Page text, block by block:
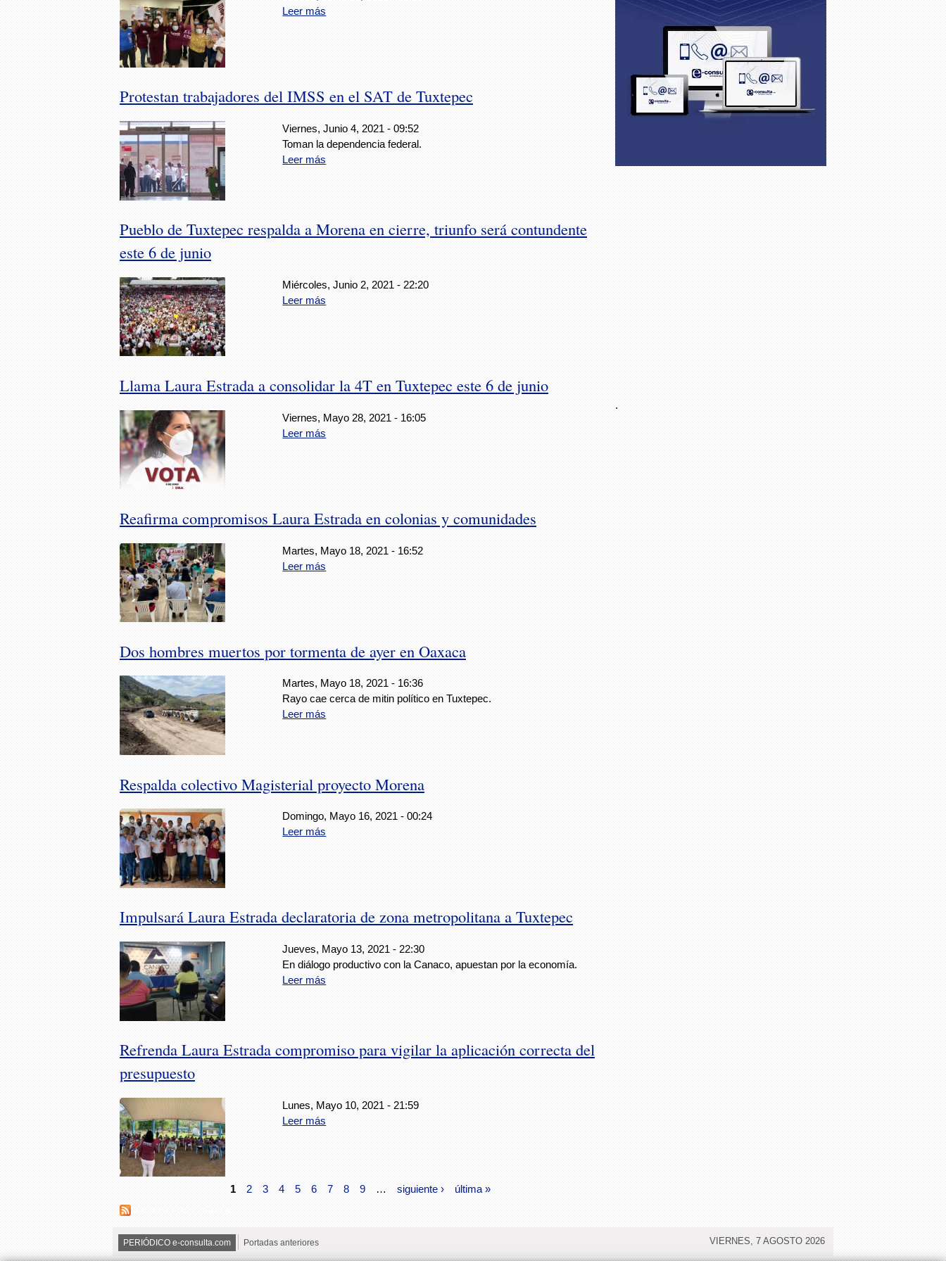
Leer más
Protestan trabajadores del IMSS en el SAT de Tuxtepec
Viernes, Junio 4, 2021 - 09:52
Toman la dependencia federal.
Leer más
Pueblo de Tuxtepec respalda a Morena en cierre, triunfo será contundente
este 6 de junio
Miércoles, Junio 2, 2021 - 22:20
Leer más
Llama Laura Estrada a consolidar la 4T en Tuxtepec este 6 de junio
Viernes, Mayo 28, 2021 - 16:05
Leer más
Reafirma compromisos Laura Estrada en colonias y comunidades
Martes, Mayo 18, 2021 - 16:52
Leer más
Dos hombres muertos por tormenta de ayer en Oaxaca
Martes, Mayo 18, 2021 - 16:36
Rayo cae cerca de mitin político en Tuxtepec.
Leer más
Respalda colectivo Magisterial proyecto Morena
Domingo, Mayo 16, 2021 - 00:24
Leer más
Impulsará Laura Estrada declaratoria de zona metropolitana a Tuxtepec
Jueves, Mayo 13, 2021 - 22:30
En diálogo productivo con la Canaco, apuestan por la economía.
Leer más
Refrenda Laura Estrada compromiso para vigilar la aplicación correcta del
presupuesto
Lunes, Mayo 10, 2021 - 21:59
Leer más
1 2 3 4 5 6 7 8 9 … siguiente › última »
.
PERIÓDICO e-consulta.com Portadas anteriores VIERNES, 7 AGOSTO 2026